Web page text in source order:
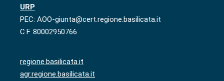
URP
PEC: AOO-giunta@cert.regione.basilicata.it
C.F. 80002950766
regione.basilicata.it
agr.regione.basilicata.it